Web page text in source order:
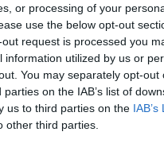
or processing of your
use the below opt-out
request is processed you
utilized by us or
You may separately opt-out
on the IAB’s list of
us to third parties on the IAB’s
other third parties.